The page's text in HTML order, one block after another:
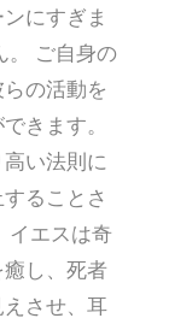
にすぎま
。 ご自身の
の活動を
きます。
い法則に
ることさ
イエスは奇
し、死者
させ、耳